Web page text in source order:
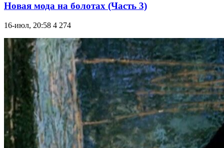
Новая мода на болотах (Часть 3)
16-июл, 20:58 4 274